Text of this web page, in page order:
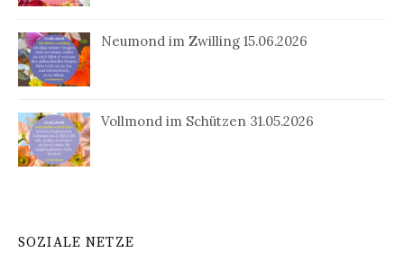
Neumond im Zwilling 15.06.2026
Vollmond im Schützen 31.05.2026
SOZIALE NETZE